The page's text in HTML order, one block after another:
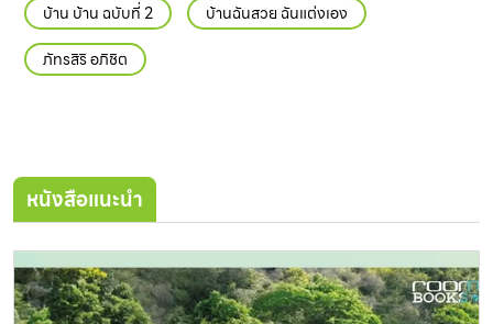
บ้าน บ้าน ฉบับที่ 2
บ้านฉันสวย ฉันแต่งเอง
ภัทรสิริ อภิชิต
หนังสือแนะนำ